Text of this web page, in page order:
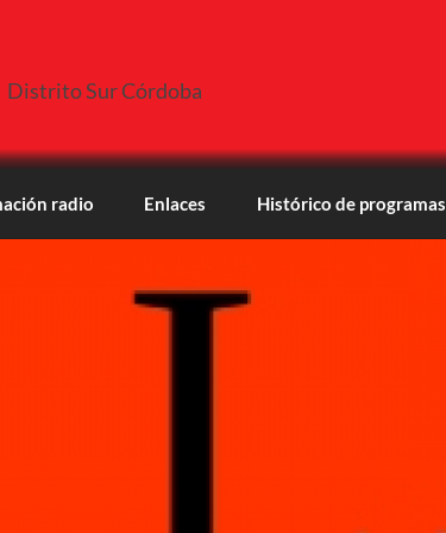
Distrito Sur Córdoba
radio Enlaces Histórico de programas